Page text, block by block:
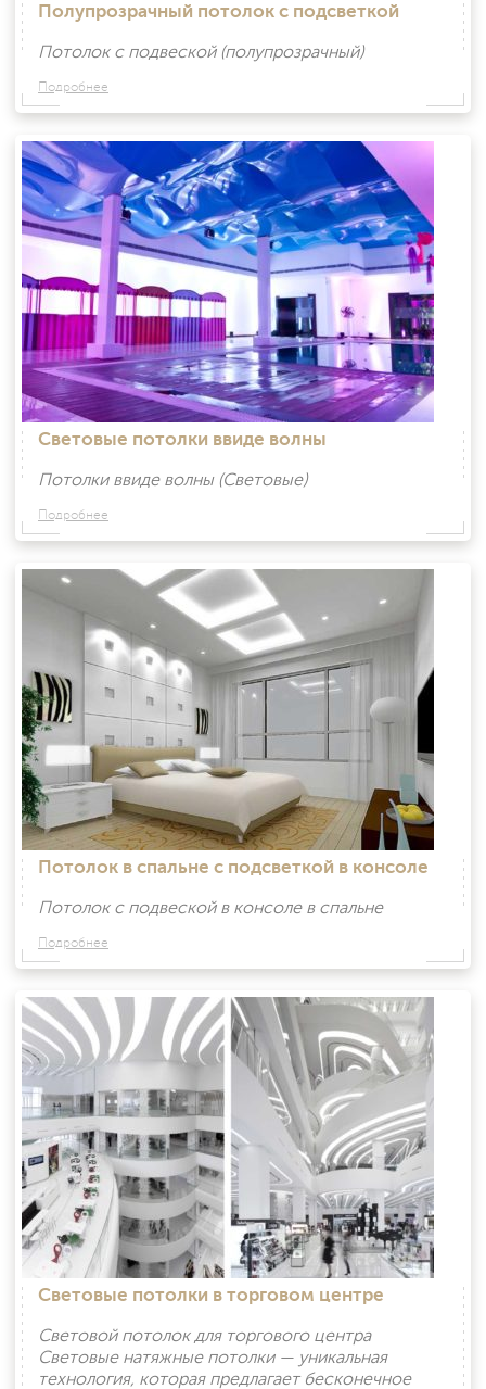
Полупрозрачный потолок с подсветкой
Потолок с подвеской (полупрозрачный)
Подробнее
Световые потолки ввиде волны
Потолки ввиде волны (Световые)
Подробнее
Потолок в спальне с подсветкой в консоле
Потолок с подвеской в консоле в спальне
Подробнее
Световые потолки в торговом центре
Световой потолок для торгового центра
Световые натяжные потолки — уникальная
технология, которая предлагает бесконечное